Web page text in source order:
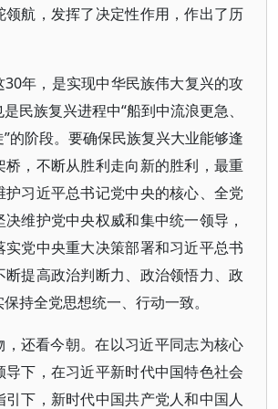
领航，发挥了决定性作用，作出了历
30年，是实现中华民族伟大复兴的攻
民族复兴进程中“船到中流浪更急、
的阶段。要确保民族复兴大业能够逢
桥，不断从胜利走向新的胜利，最重
护习近平总书记党中央的核心、全党
维护党中央权威和集中统一领导，
实党中央重大决策部署和习近平总书
断提高政治判断力、政治领悟力、政
持全党思想统一、行动一致。
，还看今朝。在以习近平同志为核心
导下，在习近平新时代中国特色社会
引下，新时代中国共产党人和中国人